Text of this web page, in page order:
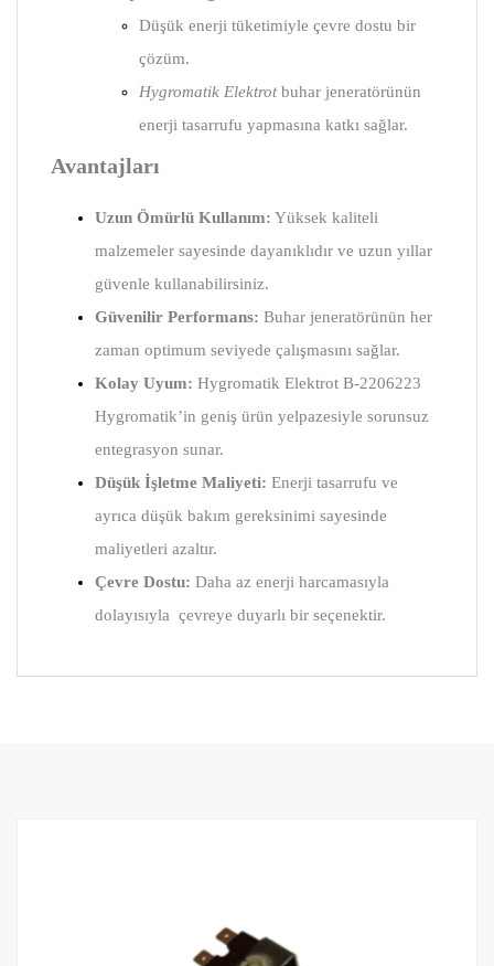
Düşük enerji tüketimiyle çevre dostu bir
çözüm.
Hygromatik Elektrotbuhar jeneratörünün
enerji tasarrufu yapmasına katkı sağlar.
Avantajları
Uzun Ömürlü Kullanım: Yüksek kaliteli
malzemeler sayesinde dayanıklıdır ve uzun yıllar
güvenle kullanabilirsiniz.
Güvenilir Performans: Buhar jeneratörünün her
zaman optimum seviyede çalışmasını sağlar.
Kolay Uyum: Hygromatik Elektrot B-2206223
Hygromatik’in geniş ürün yelpazesiyle sorunsuz
entegrasyon sunar.
Düşük İşletme Maliyeti: Enerji tasarrufu ve
ayrıca düşük bakım gereksinimi sayesinde
maliyetleri azaltır.
Çevre Dostu: Daha az enerji harcamasıyla
dolayısıyla çevreye duyarlı bir seçenektir.